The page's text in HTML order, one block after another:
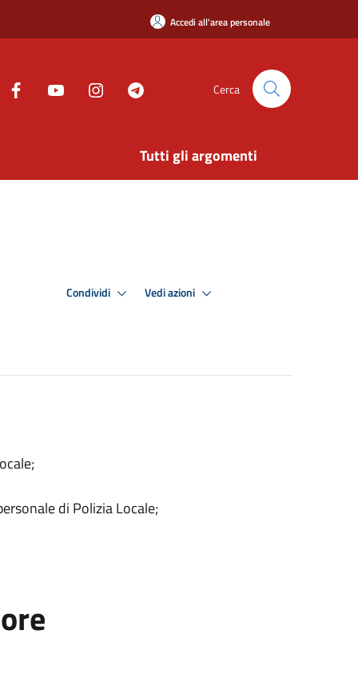
Accedi all'area personale
Cerca
Tutti gli argomenti
Condividi Vedi azioni
di Polizia Locale;